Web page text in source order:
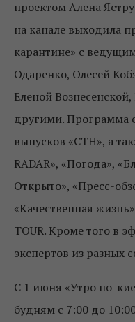
проектом Алена
на канале выходила
карантине» с
Одаренко, Олесей
Еленой
другими. Программа
выпусков «СТН», а
RADAR», «Погода»,
Открыто», «Пресс-
«Качественная
TOUR. Кроме того в
экспертов из разных
С 1 июня «Утро по-
будням с 7:00 до